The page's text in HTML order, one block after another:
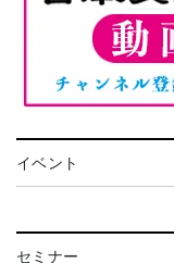
イベント
セミナー